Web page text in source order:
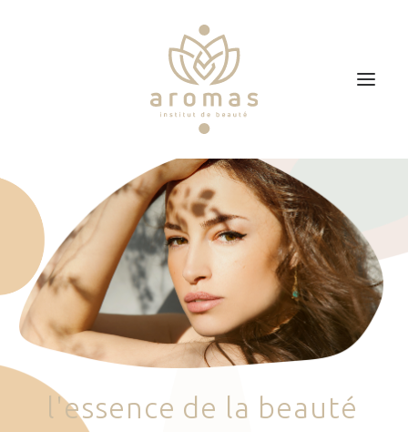
Soins
Je veux faire un bon cadeau
Plan d’accès
Prendre RDV
'essence de la beauté